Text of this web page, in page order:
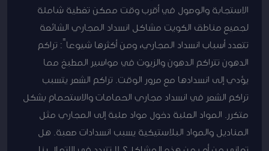
الاستجابة والوصول في أقرب وقت ممكن تغطية شاملة
لجميع مناطق الكويت مشاكل انسداد المجاري الشائعة
تتعدد أسباب انسداد المجاري، ومن أكثرها شيوعاً: تراكم
الدهون تتراكم الدهون والزيوت في مواسير المطبخ مما
يؤدي إلى انسدادها مع مرور الوقت. تراكم الشعر يتسبب
تراكم الشعر في انسداد مجاري الحمامات والاستحمام بشكل
متكرر. المواد الصلبة دخول مواد صلبة إلى المجاري مثل
المناديل والمواد البلاستيكية يسبب انسدادات صعبة. هل